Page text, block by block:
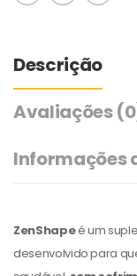
Descrição
Avaliações
Informações
ZenShapeé um
desenvolvido para